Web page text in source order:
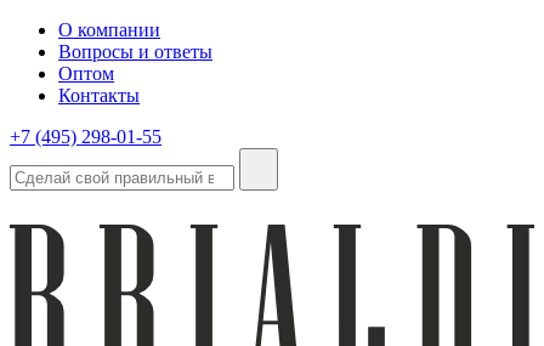
О компании
Вопросы и ответы
Оптом
Контакты
+7 (495) 298-01-55